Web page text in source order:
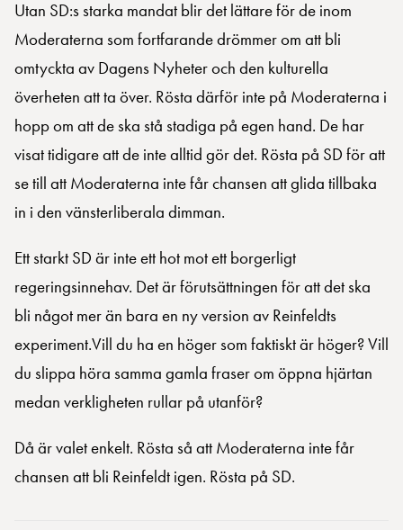
Utan SD:s starka mandat blir det lättare för de inom
Moderaterna som fortfarande drömmer om att bli
omtyckta av Dagens Nyheter och den kulturella
överheten att ta över. Rösta därför inte på Moderaterna i
hopp om att de ska stå stadiga på egen hand. De har
visat tidigare att de inte alltid gör det. Rösta på SD för att
se till att Moderaterna inte får chansen att glida tillbaka
in i den vänsterliberala dimman.
Ett starkt SD är inte ett hot mot ett borgerligt
regeringsinnehav. Det är förutsättningen för att det ska
bli något mer än bara en ny version av Reinfeldts
experiment.Vill du ha en höger som faktiskt är höger? Vill
du slippa höra samma gamla fraser om öppna hjärtan
medan verkligheten rullar på utanför?
Då är valet enkelt. Rösta så att Moderaterna inte får
chansen att bli Reinfeldt igen. Rösta på SD.